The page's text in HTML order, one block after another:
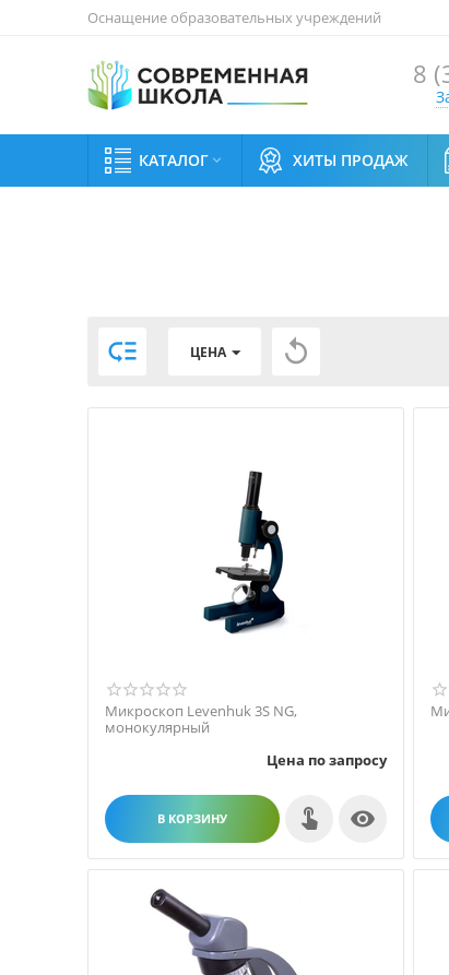
Оснащение образовательных учреждений
8
КАТАЛОГ  ХИТЫ ПРОДАЖ
 ЦЕНА 
Микроскоп Levenhuk 3S NG,
монокулярный
Цена по запросу
В КОРЗИНУ 